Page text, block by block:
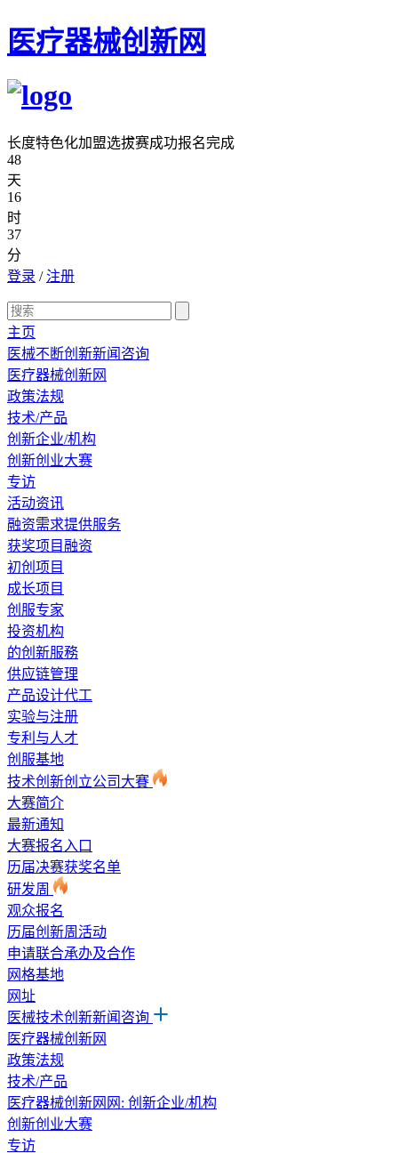
医疗器械创新网
长度特色化加盟选拔赛成功报名完成
48
天
16
时
37
分
登录 /注册
主页
医械不断创新新闻咨询
医疗器械创新网
政策法规
技术/产品
创新企业/机构
创新创业大赛
专访
活动资讯
融资需求提供服务
获奖项目融资
初创项目
成长项目
创服专家
投资机构
的创新服務
供应链管理
产品设计代工
实验与注册
专利与人才
创服基地
技术创新创立公司大賽
大赛简介
最新通知
大赛报名入口
历届决赛获奖名单
研发周
观众报名
历届创新周活动
申请联合承办及合作
网格基地
网址
医械技术创新新闻咨询
医疗器械创新网
政策法规
技术/产品
医疗器械创新网网: 创新企业/机构
创新创业大赛
专访